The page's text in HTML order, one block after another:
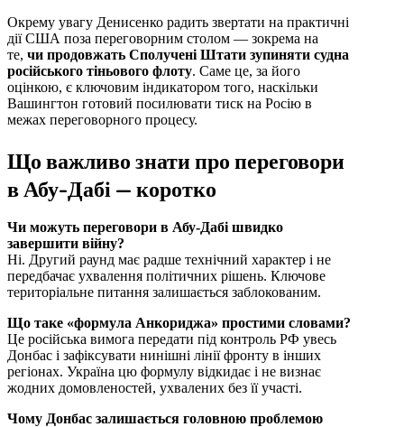
Окрему увагу Денисенко радить звертати на практичні
дії США поза переговорним столом — зокрема на
те, чи продовжать Сполучені Штати зупиняти судна
російського тіньового флоту. Саме це, за його
оцінкою, є ключовим індикатором того, наскільки
Вашингтон готовий посилювати тиск на Росію в
межах переговорного процесу.
Що важливо знати про переговори
в Абу-Дабі — коротко
Чи можуть переговори в Абу-Дабі швидко
завершити війну?
Ні. Другий раунд має радше технічний характер і не
передбачає ухвалення політичних рішень. Ключове
територіальне питання залишається заблокованим.
Що таке «формула Анкориджа» простими словами?
Це російська вимога передати під контроль РФ увесь
Донбас і зафіксувати нинішні лінії фронту в інших
регіонах. Україна цю формулу відкидає і не визнає
жодних домовленостей, ухвалених без її участі.
Чому Донбас залишається головною проблемою